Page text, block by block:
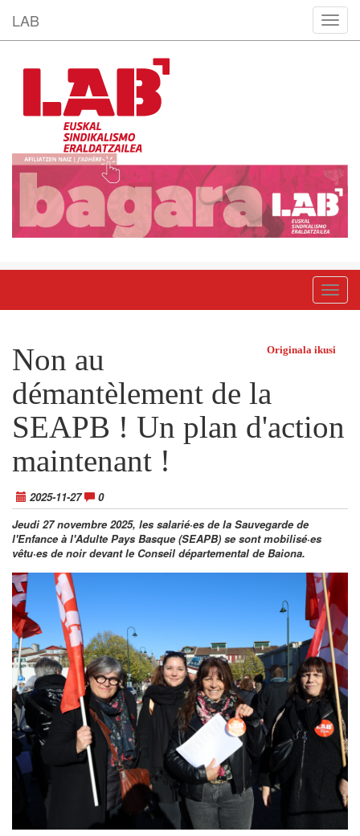
LAB
Originala ikusi
Non au
démantèlement de la
SEAPB ! Un plan d'action
maintenant !
2025-11-27
0
Jeudi 27 novembre 2025, les salarié·es de la Sauvegarde de
l'Enfance à l'Adulte Pays Basque (SEAPB) se sont mobilisé·es
vêtu·es de noir devant le Conseil départemental de Baiona.